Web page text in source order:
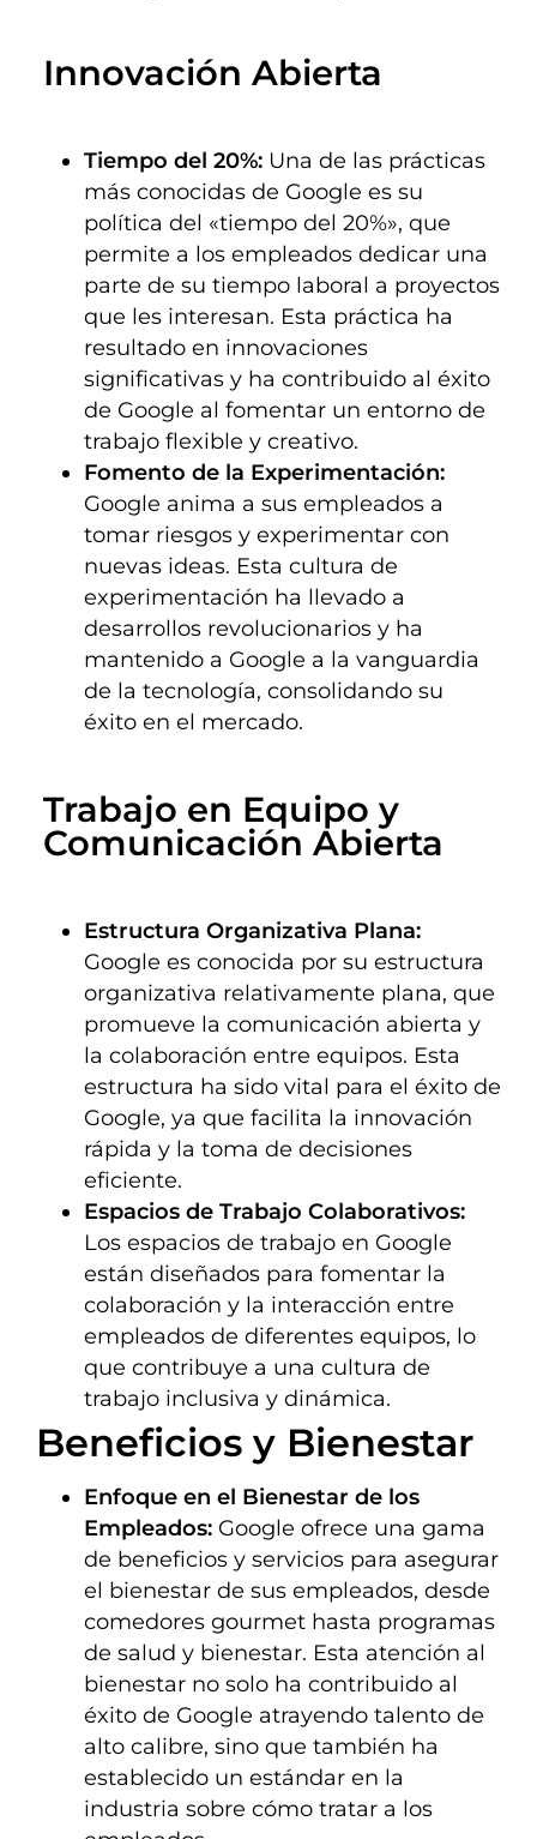
Innovación Abierta
Tiempo del 20%: Una de las prácticas
más conocidas de Google es su
política del «tiempo del 20%», que
permite a los empleados dedicar una
parte de su tiempo laboral a proyectos
que les interesan. Esta práctica ha
resultado en innovaciones
significativas y ha contribuido al éxito
de Google al fomentar un entorno de
trabajo flexible y creativo.
Fomento de la Experimentación:
Google anima a sus empleados a
tomar riesgos y experimentar con
nuevas ideas. Esta cultura de
experimentación ha llevado a
desarrollos revolucionarios y ha
mantenido a Google a la vanguardia
de la tecnología, consolidando su
éxito en el mercado.
Trabajo en Equipo y
Comunicación Abierta
Estructura Organizativa Plana:
Google es conocida por su estructura
organizativa relativamente plana, que
promueve la comunicación abierta y
la colaboración entre equipos. Esta
estructura ha sido vital para el éxito de
Google, ya que facilita la innovación
rápida y la toma de decisiones
eficiente.
Espacios de Trabajo Colaborativos:
Los espacios de trabajo en Google
están diseñados para fomentar la
colaboración y la interacción entre
empleados de diferentes equipos, lo
que contribuye a una cultura de
trabajo inclusiva y dinámica.
Beneficios y Bienestar
Enfoque en el Bienestar de los
Empleados: Google ofrece una gama
de beneficios y servicios para asegurar
el bienestar de sus empleados, desde
comedores gourmet hasta programas
de salud y bienestar. Esta atención al
bienestar no solo ha contribuido al
éxito de Google atrayendo talento de
alto calibre, sino que también ha
establecido un estándar en la
industria sobre cómo tratar a los